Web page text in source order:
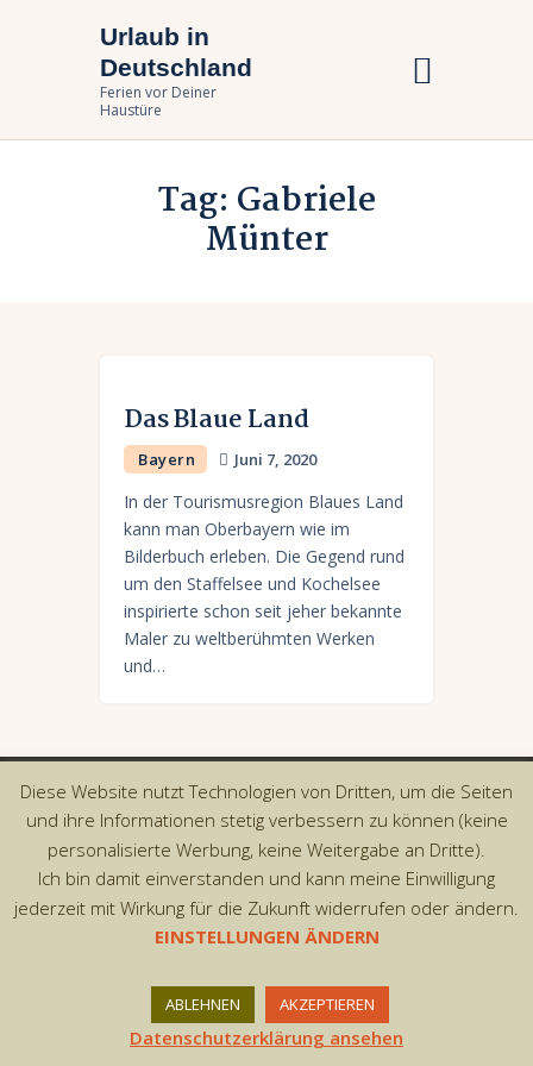
Urlaub in
Deutschland
Ferien vor Deiner
Haustüre
Tag: Gabriele
Münter
Urlaub in Deutschland
Ferien vor Deiner Haustüre
Bundesländer
Urlaubsarten
Das Blaue Land
Bayern Juni 7, 2020
In der Tourismusregion Blaues Land
kann man Oberbayern wie im
Bilderbuch erleben. Die Gegend rund
um den Staffelsee und Kochelsee
inspirierte schon seit jeher bekannte
Maler zu weltberühmten Werken
und…
Copyright © 2026 by AxiomThemes. All rights
reserved.
Diese Website nutzt Technologien von Dritten, um die Seiten
und ihre Informationen stetig verbessern zu können (keine
personalisierte Werbung, keine Weitergabe an Dritte).
Ich bin damit einverstanden und kann meine Einwilligung
jederzeit mit Wirkung für die Zukunft widerrufen oder ändern.
EINSTELLUNGEN ÄNDERN
ABLEHNEN AKZEPTIEREN
Datenschutzerklärung ansehen